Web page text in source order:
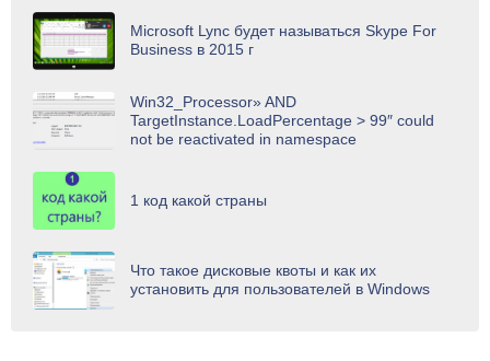
Microsoft Lync будет называться Skype For
Business в 2015 г
Win32_Processor» AND
TargetInstance.LoadPercentage > 99″ could
not be reactivated in namespace
1 код какой страны
Что такое дисковые квоты и как их
установить для пользователей в Windows